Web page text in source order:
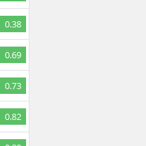
0.38
0.69
0.73
0.82